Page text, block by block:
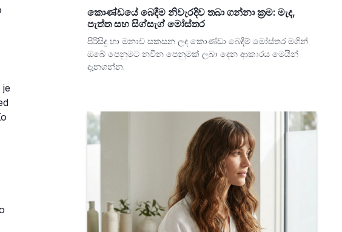
je
කොණ්ඩයේ බෙදීම නිවැරදිව තබා ගන්නා ක්‍රම: මැද,
පැත්ත සහ සිග්සැග් මෝස්තර
පිරිසිදු හා මනාව සකසන ලද කොණ්ඩා බෙදීම් මෝස්තර මගින්
ඔබේ පෙනුමට නවීන පෙනුමක් ලබා දෙන ආකාරය මෙයින්
දැනගන්න.